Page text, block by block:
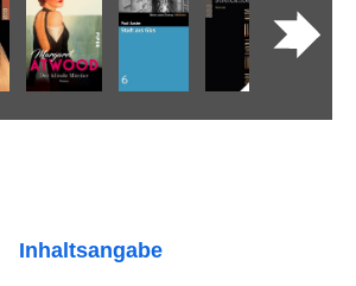
Inhaltsangabe